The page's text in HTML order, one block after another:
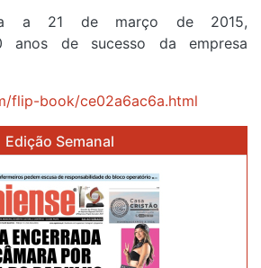
a 21 de março de 2015,
anos de sucesso da empresa
flip-book/ce02a6ac6a.html
Edição Semanal